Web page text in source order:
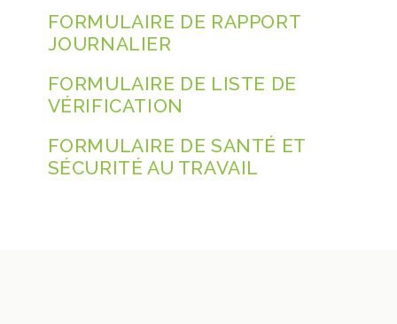
FORMULAIRE DE RAPPORT
JOURNALIER
FORMULAIRE DE LISTE DE
VÉRIFICATION
FORMULAIRE DE SANTÉ ET
SÉCURITÉ AU TRAVAIL